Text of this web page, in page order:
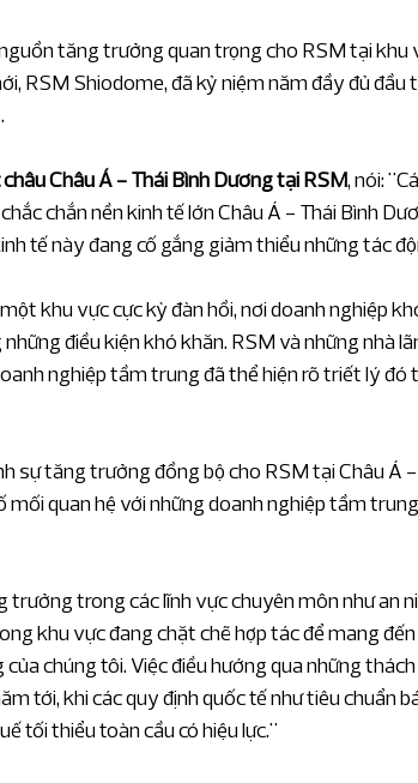
tăng trưởng quan trọng cho RSM tại khu
RSM Shiodome, đã kỷ niệm năm đầy đủ đầu
Châu Á - Thái Bình Dương tại RSM, nói:
chắn nền kinh tế lớn Châu Á - Thái Bình
tế này đang cố gắng giảm thiểu những tác
khu vực cực kỳ đàn hồi, nơi doanh nghiệp
điều kiện khó khăn. RSM và những nhà
nghiệp tầm trung đã thể hiện rõ triết lý đó
sự tăng trưởng đồng bộ cho RSM tại Châu Á
mối quan hệ với những doanh nghiệp tầm
trong các lĩnh vực chuyên môn như an
khu vực đang chặt chẽ hợp tác để mang
chúng tôi. Việc điều hướng qua những
tới, khi các quy định quốc tế như tiêu chuẩn
tối thiểu toàn cầu có hiệu lực."